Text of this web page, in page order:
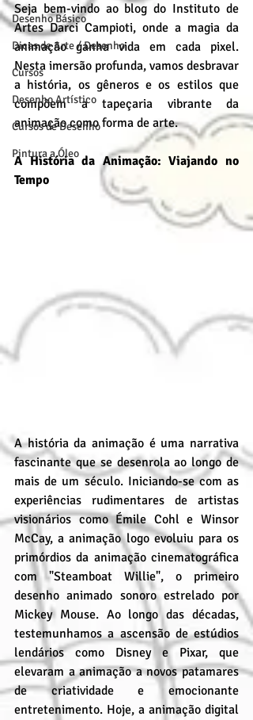
Desenho Básico
Dicas de Arte / Desenho
Cursos
Desenho Artístico
Cursos de Desenho
Pintura a Óleo
Seja bem-vindo ao blog do Instituto de
Artes Darci Campioti, onde a magia da
animação ganha vida em cada pixel.
Nesta imersão profunda, vamos desbravar
a história, os gêneros e os estilos que
compõem a tapeçaria vibrante da
animação como forma de arte.
A História da Animação: Viajando no
Tempo
A história da animação é uma narrativa
fascinante que se desenrola ao longo de
mais de um século. Iniciando-se com as
experiências rudimentares de artistas
visionários como Émile Cohl e Winsor
McCay, a animação logo evoluiu para os
primórdios da animação cinematográfica
com "Steamboat Willie", o primeiro
desenho animado sonoro estrelado por
Mickey Mouse. Ao longo das décadas,
testemunhamos a ascensão de estúdios
lendários como Disney e Pixar, que
elevaram a animação a novos patamares
de criatividade e emocionante
entretenimento. Hoje, a animação digital